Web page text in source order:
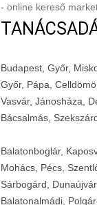
- online kereső
Budapest, Győr,
Győr, Pápa,
Vasvár, Jánosháza,
Bácsalmás,
Balatonboglár,
Mohács, Pécs,
Sárbogárd,
Balatonalmádi,